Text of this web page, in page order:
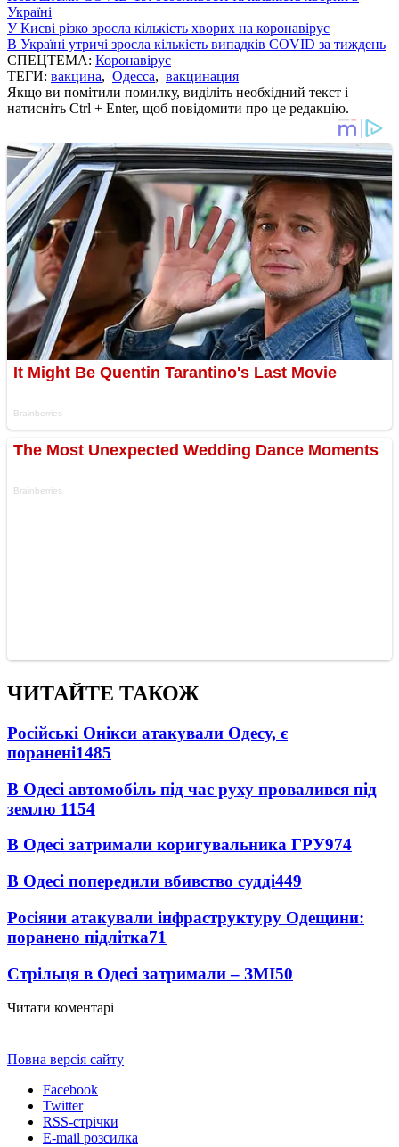
Україні
У Києві різко зросла кількість хворих на коронавірус
В Україні утричі зросла кількість випадків COVID за тиждень
СПЕЦТЕМА: Коронавірус
ТЕГИ: вакцина, Одесса, вакцинация
Якщо ви помітили помилку, виділіть необхідний текст і
натисніть Ctrl + Enter, щоб повідомити про це редакцію.
ЧИТАЙТЕ ТАКОЖ
Російські Онікси атакували Одесу, є
поранені1485
В Одесі автомобіль під час руху провалився під
землю 1154
В Одесі затримали коригувальника ГРУ974
В Одесі попередили вбивство судді449
Росіяни атакували інфраструктуру Одещини:
поранено підлітка71
Стрільця в Одесі затримали – ЗМІ50
Читати коментарі
Повна версія сайту
Facebook
Twitter
RSS-стрічки
E-mail розсилка